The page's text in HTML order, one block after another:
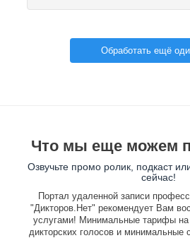
Обработать ещё
Что мы еще можем
Озвучьте промо ролик, подкаст
сейчас!
Портал удаленной записи
"Дикторов.Нет" рекомендует Вам
услугами! Минимальные тарифы на
дикторских голосов и минимальные